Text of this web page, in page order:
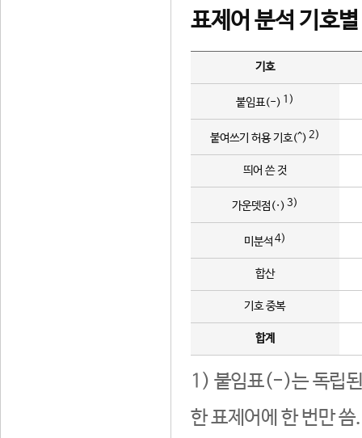
표제어 분석 기호
기호
붙임표(-) 1)
붙여쓰기 허용 기호(^) 2)
띄어 쓴 것
가운뎃점(·) 3)
미분석 4)
합산
기호 중복
합계
1) 붙임표(-)는 독립된
한 표제어에 한 번만